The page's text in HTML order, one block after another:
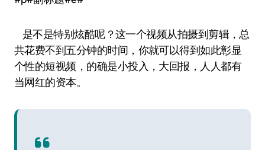
是不是特别炫酷呢？这一个视频从拍摄到剪辑，总
共花费不到五分钟的时间，你就可以得到如此彰显
个性的短视频，的确是小投入，大回报，人人都有
当网红的资本。